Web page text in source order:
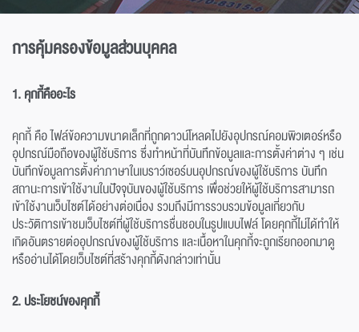
การคุ้มครองข้อมูลส่วนบุคคล
1. คุกกี้คืออะไร
คุกกี้ คือ ไฟล์ข้อความขนาดเล็กที่ถูกดาวน์โหลดไปยังอุปกรณ์คอมพิวเตอร์หรือ
อุปกรณ์มือถือของผู้ใช้บริการ ซึ่งทำหน้าที่บันทึกข้อมูลและการตั้งค่าต่าง ๆ เช่น
บันทึกข้อมูลการตั้งค่าภาษาในเบราว์เซอร์บนอุปกรณ์ของผู้ใช้บริการ บันทึก
สถานะการเข้าใช้งานในปัจจุบันของผู้ใช้บริการ เพื่อช่วยให้ผู้ใช้บริการสามารถ
เข้าใช้งานเว็บไซต์ได้อย่างต่อเนื่อง รวมถึงมีการรวบรวมข้อมูลเกี่ยวกับ
ประวัติการเข้าชมเว็บไซต์ที่ผู้ใช้บริการชื่นชอบในรูปแบบไฟล์ โดยคุกกี้ไม่ได้ทำให้
เกิดอันตรายต่ออุปกรณ์ของผู้ใช้บริการ และเนื้อหาในคุกกี้จะถูกเรียกออกมาดู
หรืออ่านได้โดยเว็บไซต์ที่สร้างคุกกี้ดังกล่าวเท่านั้น
2. ประโยชน์ของคุกกี้